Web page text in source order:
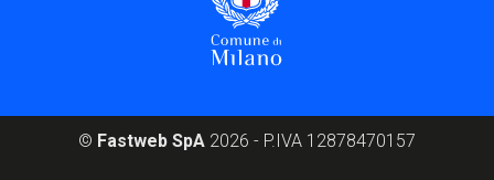
© Fastweb SpA 2026 - P.IVA 12878470157